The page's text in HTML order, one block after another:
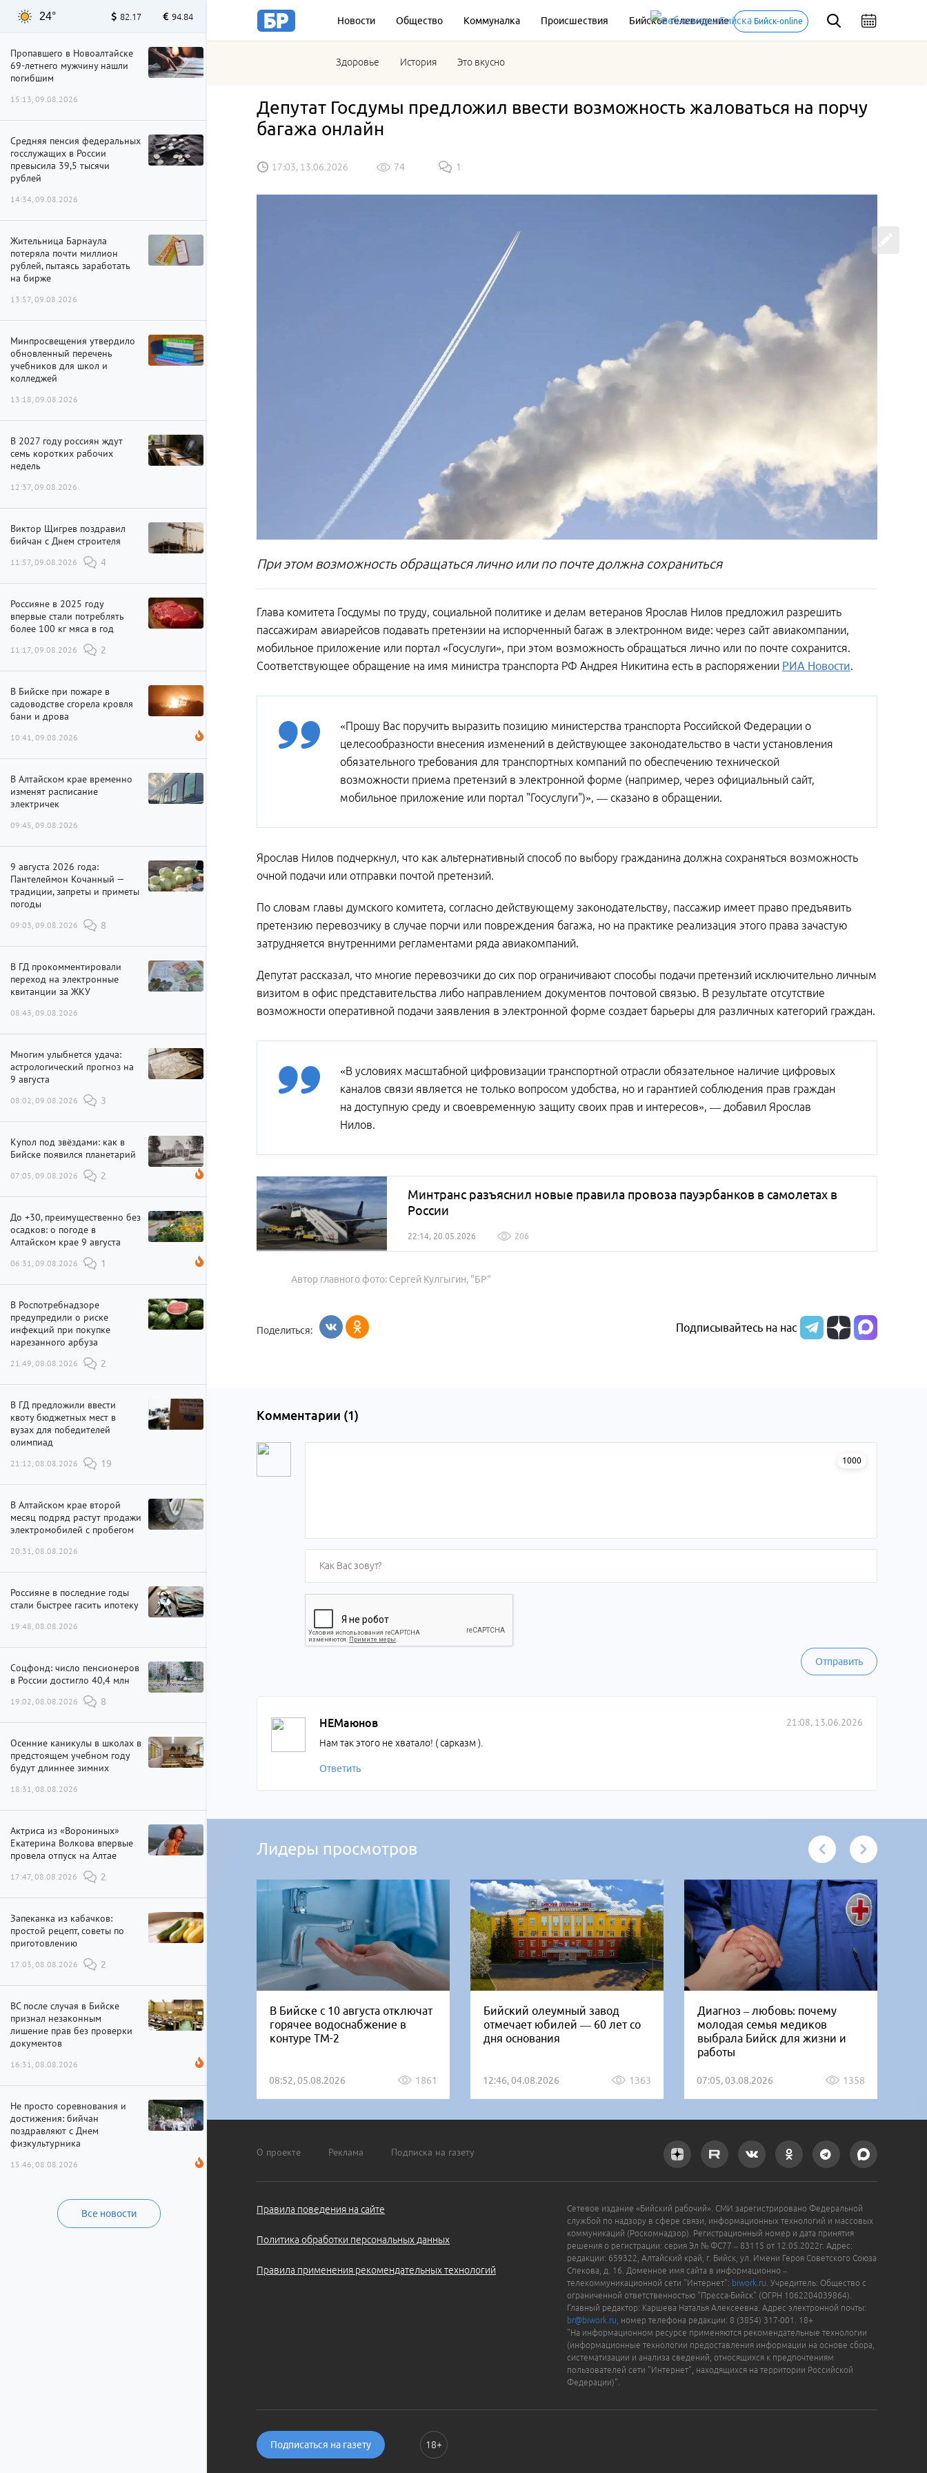
Новости Общество Коммуналка Происшествия Бийское телевидение Бийск-online
Здоровье История Это вкусно
24° 82.17 94.84
Пропавшего в Новоалтайске
69-летнего мужчину нашли
погибшим
15:13, 09.08.2026
Средняя пенсия федеральных
госслужащих в России
превысила 39,5 тысячи
рублей
14:34, 09.08.2026
Жительница Барнаула
потеряла почти миллион
рублей, пытаясь заработать
на бирже
13:57, 09.08.2026
Минпросвещения утвердило
обновленный перечень
учебников для школ и
колледжей
13:18, 09.08.2026
В 2027 году россиян ждут
семь коротких рабочих
недель
12:37, 09.08.2026
Виктор Щигрев поздравил
бийчан с Днем строителя
11:57, 09.08.2026 4
Россияне в 2025 году
впервые стали потреблять
более 100 кг мяса в год
11:17, 09.08.2026 2
В Бийске при пожаре в
садоводстве сгорела кровля
бани и дрова
10:41, 09.08.2026
В Алтайском крае временно
изменят расписание
электричек
09:45, 09.08.2026
9 августа 2026 года:
Пантелеймон Кочанный —
традиции, запреты и приметы
погоды
09:03, 09.08.2026 8
В ГД прокомментировали
переход на электронные
квитанции за ЖКУ
08:43, 09.08.2026
Многим улыбнется удача:
астрологический прогноз на
9 августа
08:02, 09.08.2026 3
Купол под звёздами: как в
Бийске появился планетарий
07:05, 09.08.2026 2
До +30, преимущественно без
осадков: о погоде в
Алтайском крае 9 августа
06:31, 09.08.2026 1
В Роспотребнадзоре
предупредили о риске
инфекций при покупке
нарезанного арбуза
21:49, 08.08.2026 2
В ГД предложили ввести
квоту бюджетных мест в
вузах для победителей
олимпиад
21:12, 08.08.2026 19
В Алтайском крае второй
месяц подряд растут продажи
электромобилей с пробегом
20:31, 08.08.2026
Россияне в последние годы
стали быстрее гасить ипотеку
19:48, 08.08.2026
Соцфонд: число пенсионеров
в России достигло 40,4 млн
19:02, 08.08.2026 8
Осенние каникулы в школах в
предстоящем учебном году
будут длиннее зимних
18:31, 08.08.2026
Актриса из «Ворониных»
Екатерина Волкова впервые
провела отпуск на Алтае
17:47, 08.08.2026 2
Запеканка из кабачков:
простой рецепт, советы по
приготовлению
17:03, 08.08.2026 2
ВС после случая в Бийске
признал незаконным
лишение прав без проверки
документов
16:31, 08.08.2026
Не просто соревнования и
достижения: бийчан
поздравляют с Днем
физкультурника
15:46, 08.08.2026
Все новости
Депутат Госдумы предложил ввести возможность жаловаться на порчу
багажа онлайн
17:03, 13.06.2026 74 1
При этом возможность обращаться лично или по почте должна сохраниться
Глава комитета Госдумы по труду, социальной политике и делам ветеранов Ярослав Нилов предложил разрешить
пассажирам авиарейсов подавать претензии на испорченный багаж в электронном виде: через сайт авиакомпании,
мобильное приложение или портал «Госуслуги», при этом возможность обращаться лично или по почте сохранится.
Соответствующее обращение на имя министра транспорта РФ Андрея Никитина есть в распоряжении РИА Новости.
«Прошу Вас поручить выразить позицию министерства транспорта Российской Федерации о
целесообразности внесения изменений в действующее законодательство в части установления
обязательного требования для транспортных компаний по обеспечению технической
возможности приема претензий в электронной форме (например, через официальный сайт,
мобильное приложение или портал "Госуслуги")», — сказано в обращении.
Ярослав Нилов подчеркнул, что как альтернативный способ по выбору гражданина должна сохраняться возможность
очной подачи или отправки почтой претензий.
По словам главы думского комитета, согласно действующему законодательству, пассажир имеет право предъявить
претензию перевозчику в случае порчи или повреждения багажа, но на практике реализация этого права зачастую
затрудняется внутренними регламентами ряда авиакомпаний.
Депутат рассказал, что многие перевозчики до сих пор ограничивают способы подачи претензий исключительно личным
визитом в офис представительства либо направлением документов почтовой связью. В результате отсутствие
возможности оперативной подачи заявления в электронной форме создает барьеры для различных категорий граждан.
«В условиях масштабной цифровизации транспортной отрасли обязательное наличие цифровых
каналов связи является не только вопросом удобства, но и гарантией соблюдения прав граждан
на доступную среду и своевременную защиту своих прав и интересов», — добавил Ярослав
Нилов.
Минтранс разъяснил новые правила провоза пауэрбанков в самолетах в
России
22:14, 20.05.2026 206
Автор главного фото: Сергей Кулгыгин, "БР"
Поделиться: Подписывайтесь на нас
Комментарии (1)
1000
Отправить
НЕМаюнов 21:08, 13.06.2026
Нам так этого не хватало! ( сарказм ).
Ответить
Лидеры просмотров
В Бийске с 10 августа отключат
горячее водоснабжение в
контуре ТМ-2
08:52, 05.08.2026 1861
Бийский олеумный завод
отмечает юбилей — 60 лет со
дня основания
12:46, 04.08.2026 1363
Диагноз – любовь: почему
молодая семья медиков
выбрала Бийск для жизни и
работы
07:05, 03.08.2026 1358
О проекте Реклама Подписка на газету
Правила поведения на сайте
Политика обработки персональных данных
Правила применения рекомендательных технологий
Сетевое издание «Бийский рабочий». СМИ зарегистрировано Федеральной
службой по надзору в сфере связи, информационных технологий и массовых
коммуникаций (Роскомнадзор). Регистрационный номер и дата принятия
решения о регистрации: серия Эл № ФС77 – 83115 от 12.05.2022г. Адрес:
редакции: 659322, Алтайский край, г. Бийск, ул. Имени Героя Советского Союза
Спекова, д. 16. Доменное имя сайта в информационно –
телекоммуникационной сети "Интернет": biwork.ru . Учредитель: Общество с
ограниченной ответственностью "Пресса-Бийск" (ОГРН 1062204039864).
Главный редактор: Каршева Наталья Алексеевна. Адрес электронной почты:
br@biwork.ru , номер телефона редакции: 8 (3854) 317-001. 18+
"На информационном ресурсе применяются рекомендательные технологии
(информационные технологии предоставления информации на основе сбора,
систематизации и анализа сведений, относящихся к предпочтениям
пользователей сети "Интернет", находящихся на территории Российской
Федерации)".
Подписаться на газету 18+